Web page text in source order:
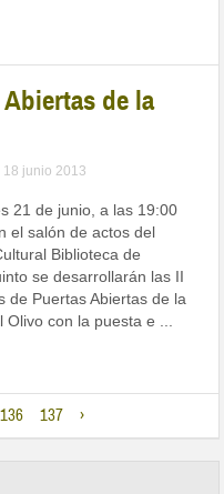
de la
18 junio 2013
21 de junio, a las 19:00
el salón de actos del
Biblioteca de
se desarrollarán las II
de Puertas Abiertas de la
Olivo con la puesta e ...
136 137 ›